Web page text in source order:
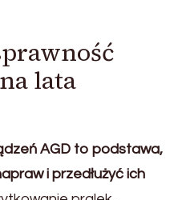
lata
AGD to podstawa,
i przedłużyć ich